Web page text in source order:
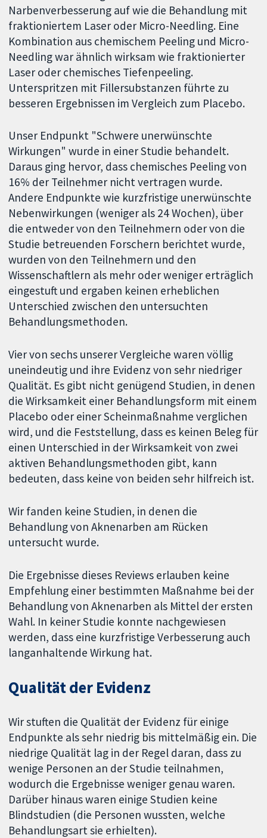
Narbenverbesserung auf wie die Behandlung mit
fraktioniertem Laser oder Micro-Needling. Eine
Kombination aus chemischem Peeling und Micro-
Needling war ähnlich wirksam wie fraktionierter
Laser oder chemisches Tiefenpeeling.
Unterspritzen mit Fillersubstanzen führte zu
besseren Ergebnissen im Vergleich zum Placebo.
Unser Endpunkt "Schwere unerwünschte
Wirkungen" wurde in einer Studie behandelt.
Daraus ging hervor, dass chemisches Peeling von
16% der Teilnehmer nicht vertragen wurde.
Andere Endpunkte wie kurzfristige unerwünschte
Nebenwirkungen (weniger als 24 Wochen), über
die entweder von den Teilnehmern oder von die
Studie betreuenden Forschern berichtet wurde,
wurden von den Teilnehmern und den
Wissenschaftlern als mehr oder weniger erträglich
eingestuft und ergaben keinen erheblichen
Unterschied zwischen den untersuchten
Behandlungsmethoden.
Vier von sechs unserer Vergleiche waren völlig
uneindeutig und ihre Evidenz von sehr niedriger
Qualität. Es gibt nicht genügend Studien, in denen
die Wirksamkeit einer Behandlungsform mit einem
Placebo oder einer Scheinmaßnahme verglichen
wird, und die Feststellung, dass es keinen Beleg für
einen Unterschied in der Wirksamkeit von zwei
aktiven Behandlungsmethoden gibt, kann
bedeuten, dass keine von beiden sehr hilfreich ist.
Wir fanden keine Studien, in denen die
Behandlung von Aknenarben am Rücken
untersucht wurde.
Die Ergebnisse dieses Reviews erlauben keine
Empfehlung einer bestimmten Maßnahme bei der
Behandlung von Aknenarben als Mittel der ersten
Wahl. In keiner Studie konnte nachgewiesen
werden, dass eine kurzfristige Verbesserung auch
langanhaltende Wirkung hat.
Qualität der Evidenz
Wir stuften die Qualität der Evidenz für einige
Endpunkte als sehr niedrig bis mittelmäßig ein. Die
niedrige Qualität lag in der Regel daran, dass zu
wenige Personen an der Studie teilnahmen,
wodurch die Ergebnisse weniger genau waren.
Darüber hinaus waren einige Studien keine
Blindstudien (die Personen wussten, welche
Behandlungsart sie erhielten).